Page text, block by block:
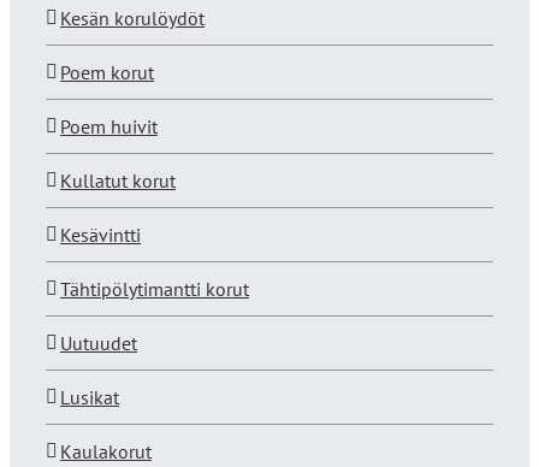
Kesän korulöydöt
Poem korut
Poem huivit
Kullatut korut
Kesävintti
Tähtipölytimantti korut
Uutuudet
Lusikat
Kaulakorut